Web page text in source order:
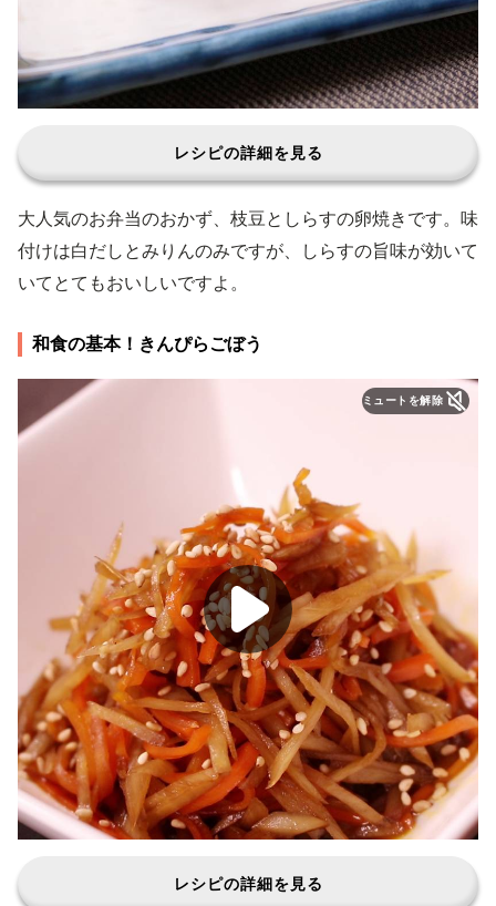
レシピの詳細を見る
大人気のお弁当のおかず、枝豆としらすの卵焼きです。味
付けは白だしとみりんのみですが、しらすの旨味が効いて
いてとてもおいしいですよ。
和食の基本！きんぴらごぼう
ミュートを解除
レシピの詳細を見る